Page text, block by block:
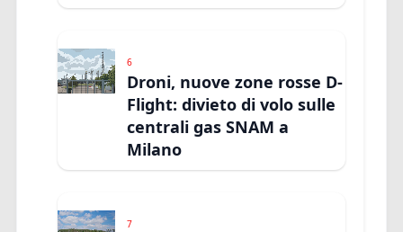
6
Droni, nuove zone rosse D-
Flight: divieto di volo sulle
centrali gas SNAM a
Milano
7